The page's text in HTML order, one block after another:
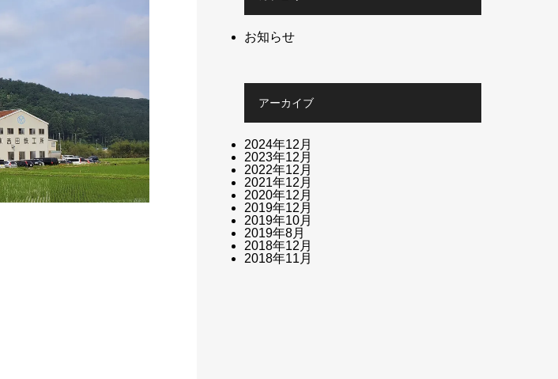
お知らせ
アーカイブ
2024年12月
2023年12月
2022年12月
2021年12月
2020年12月
2019年12月
2019年10月
2019年8月
2018年12月
2018年11月